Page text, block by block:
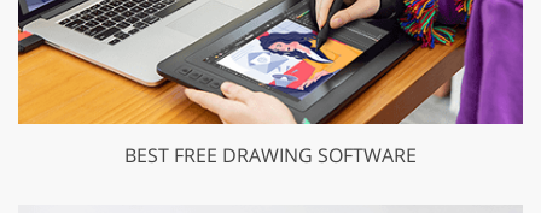
BEST FREE DRAWING SOFTWARE